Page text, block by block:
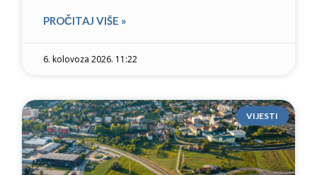
PROČITAJ VIŠE »
6. kolovoza 2026. 11:22
VIJESTI